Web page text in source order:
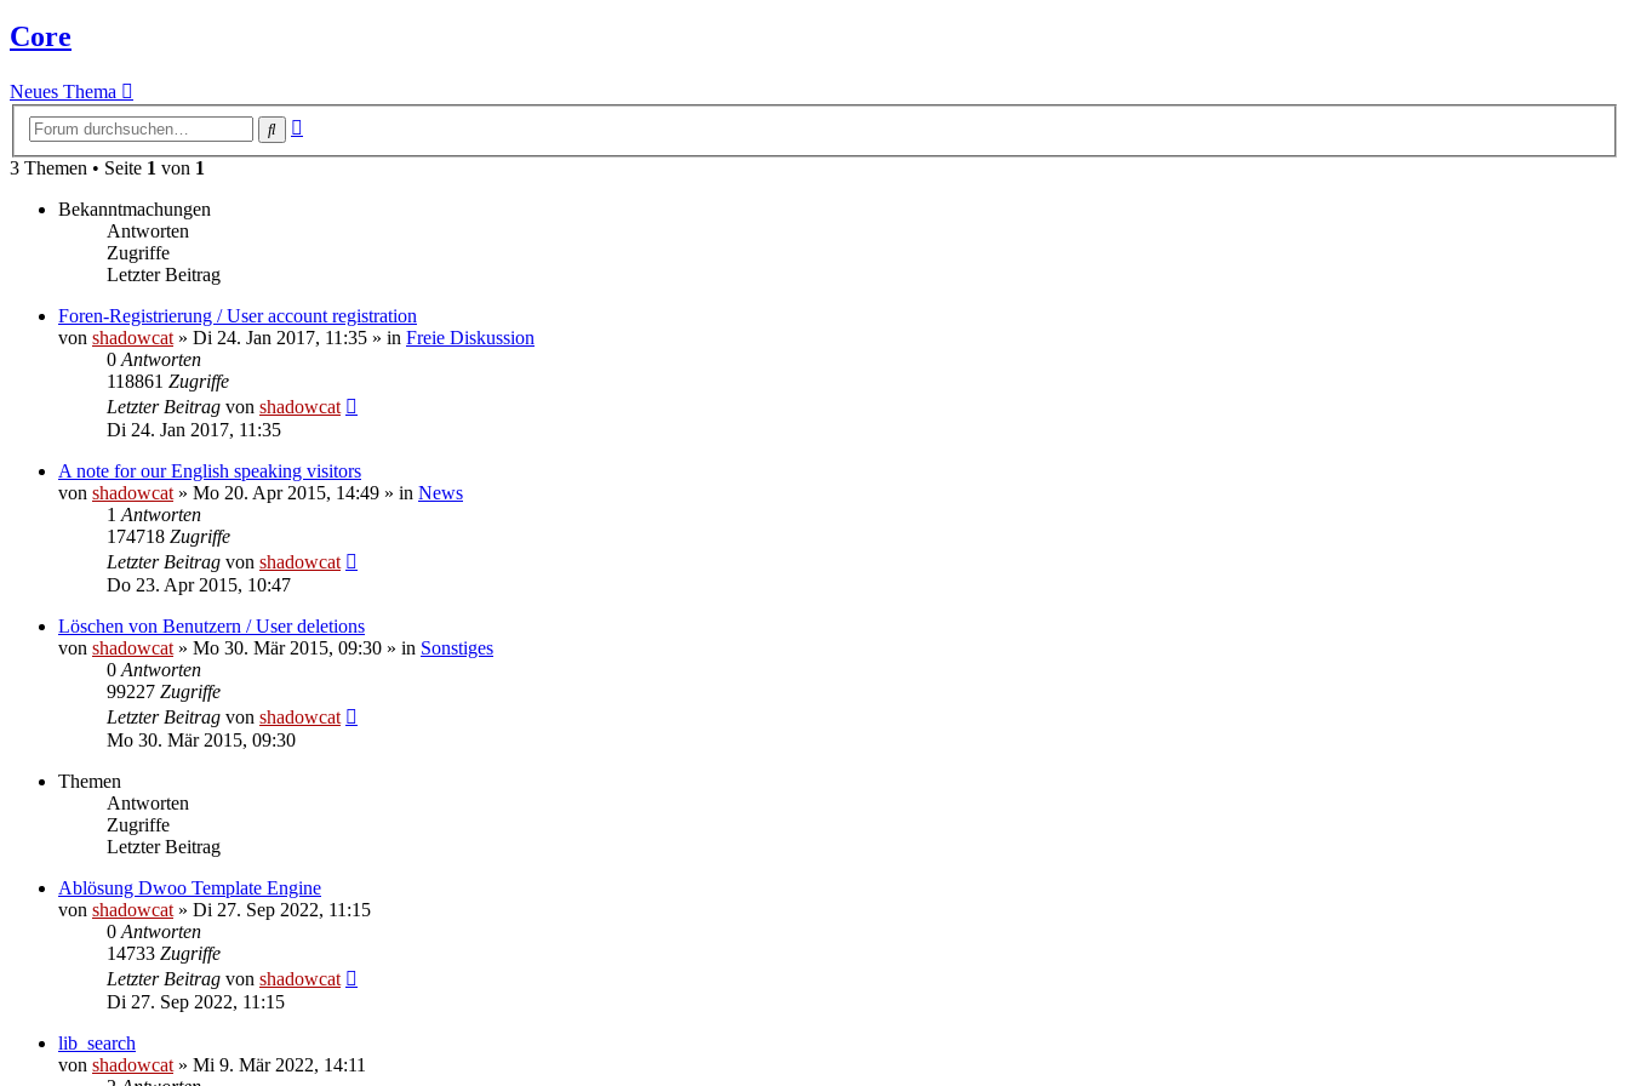
Core
Neues Thema
Suche
3 Themen • Seite 1 von 1
Bekanntmachungen
Antworten
Zugriffe
Letzter Beitrag
Foren-Registrierung / User account registration
von shadowcat » Di 24. Jan 2017, 11:35 » in Freie Diskussion
0 Antworten
118861 Zugriffe
Letzter Beitrag von shadowcat
Di 24. Jan 2017, 11:35
A note for our English speaking visitors
von shadowcat » Mo 20. Apr 2015, 14:49 » in News
1 Antworten
174718 Zugriffe
Letzter Beitrag von shadowcat
Do 23. Apr 2015, 10:47
Löschen von Benutzern / User deletions
von shadowcat » Mo 30. Mär 2015, 09:30 » in Sonstiges
0 Antworten
99227 Zugriffe
Letzter Beitrag von shadowcat
Mo 30. Mär 2015, 09:30
Themen
Antworten
Zugriffe
Letzter Beitrag
Ablösung Dwoo Template Engine
von shadowcat » Di 27. Sep 2022, 11:15
0 Antworten
14733 Zugriffe
Letzter Beitrag von shadowcat
Di 27. Sep 2022, 11:15
lib_search
von shadowcat » Mi 9. Mär 2022, 14:11